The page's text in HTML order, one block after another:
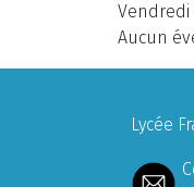
Vendredi
Aucun
Lycée